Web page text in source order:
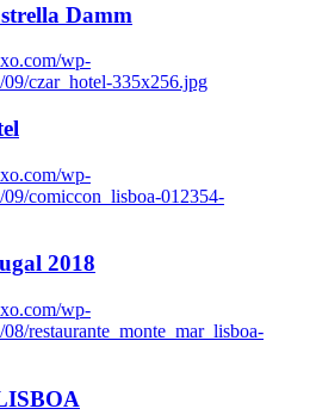
Damm
wp-
czar_hotel-335x256.jpg
wp-
comiccon_lisboa-012354-
2018
wp-
restaurante_monte_mar_lisboa-